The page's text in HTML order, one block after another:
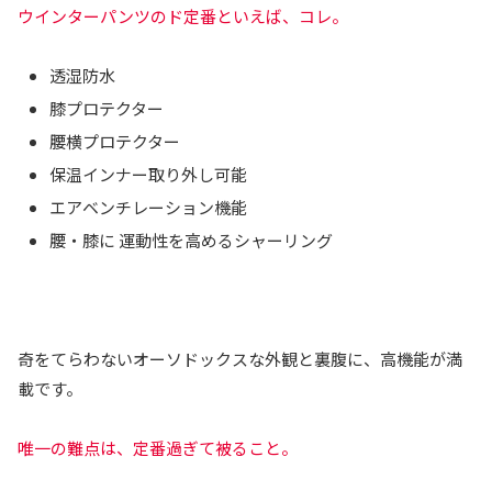
ウインターパンツのド定番といえば、コレ。
透湿防水
膝プロテクター
腰横プロテクター
保温インナー取り外し可能
エアベンチレーション機能
腰・膝に 運動性を高めるシャーリング
奇をてらわないオーソドックスな外観と裏腹に、高機能が満
載です。
唯一の難点は、定番過ぎて被ること。